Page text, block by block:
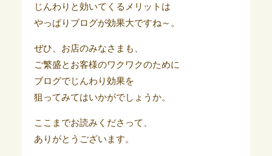
じんわりと効いてくるメリットは
やっぱりブログが効果大ですね～。
ぜひ、お店のみなさまも、
ご繁盛とお客様のワクワクのために
ブログでじんわり効果を
狙ってみてはいかがでしょうか。
ここまでお読みくださって、
ありがとうございます。